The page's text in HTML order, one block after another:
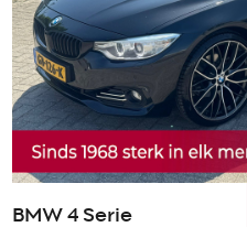
BMW 4 Serie